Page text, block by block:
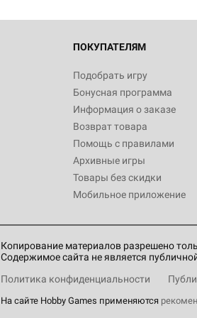
ПОКУПАТЕЛЯМ
Подобрать игру
Бонусная программа
Информация о заказе
Возврат товара
Помощь с правилами
Архивные игры
Товары без скидки
Мобильное приложение
Копирование материалов разрешено
Содержимое сайта не является
Политика конфиденциальности
На сайте Hobby Games применяются